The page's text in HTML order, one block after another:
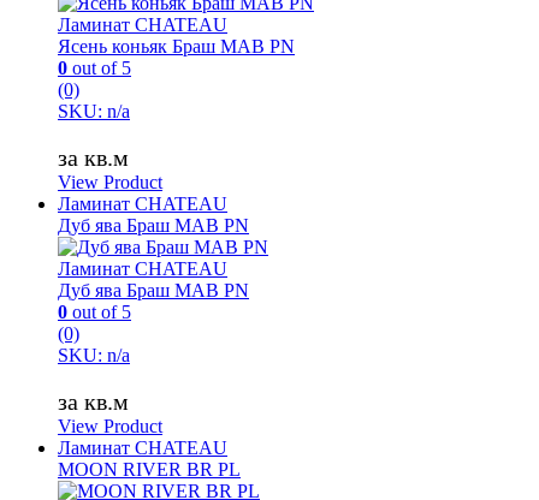
Ламинат CHATEAU
Ясень коньяк Браш MAB PN
0 out of 5
(0)
SKU: n/a
за кв.м
View Product
Ламинат CHATEAU
Дуб ява Браш MAB PN
Ламинат CHATEAU
Дуб ява Браш MAB PN
0 out of 5
(0)
SKU: n/a
за кв.м
View Product
Ламинат CHATEAU
MOON RIVER BR PL